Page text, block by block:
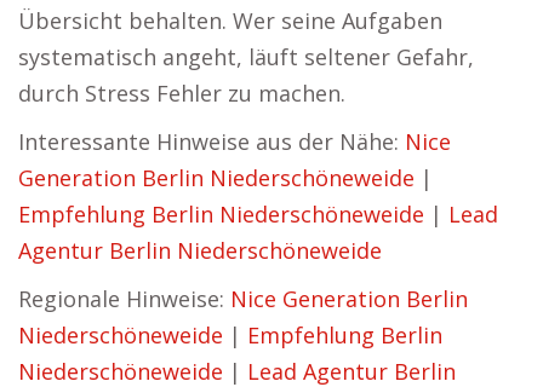
Übersicht behalten. Wer seine Aufgaben
systematisch angeht, läuft seltener Gefahr,
durch Stress Fehler zu machen.
Interessante Hinweise aus der Nähe: Nice
Generation Berlin Niederschöneweide |
Empfehlung Berlin Niederschöneweide | Lead
Agentur Berlin Niederschöneweide
Regionale Hinweise: Nice Generation Berlin
Niederschöneweide | Empfehlung Berlin
Niederschöneweide | Lead Agentur Berlin